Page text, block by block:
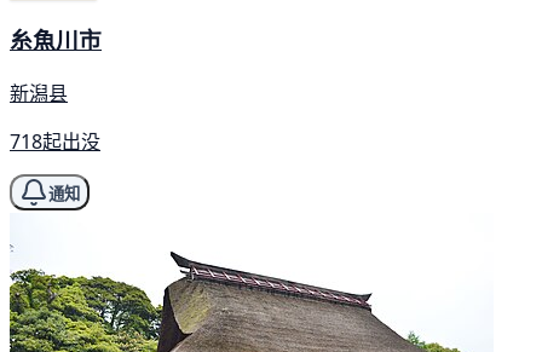
糸魚川市
新潟县
718起出没
通知